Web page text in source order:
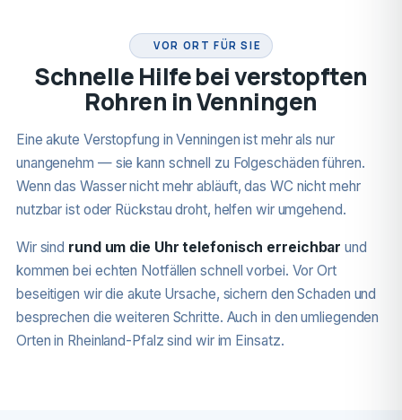
VOR ORT FÜR SIE
Schnelle Hilfe bei verstopften
Rohren in Venningen
Eine akute Verstopfung in Venningen ist mehr als nur
unangenehm — sie kann schnell zu Folgeschäden führen.
Wenn das Wasser nicht mehr abläuft, das WC nicht mehr
nutzbar ist oder Rückstau droht, helfen wir umgehend.
Wir sind rund um die Uhr telefonisch erreichbar und
kommen bei echten Notfällen schnell vorbei. Vor Ort
beseitigen wir die akute Ursache, sichern den Schaden und
besprechen die weiteren Schritte. Auch in den umliegenden
Orten in Rheinland-Pfalz sind wir im Einsatz.